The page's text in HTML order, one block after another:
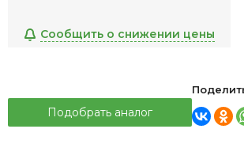
Сообщить о снижении цены
Подобрать аналог